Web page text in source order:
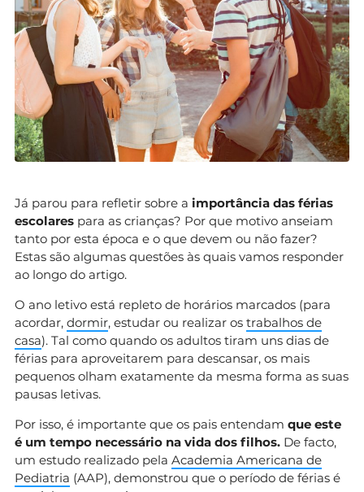
Já parou para refletir sobre a importância das férias
escolares para as crianças? Por que motivo anseiam
tanto por esta época e o que devem ou não fazer?
Estas são algumas questões às quais vamos responder
ao longo do artigo.
O ano letivo está repleto de horários marcados (para
acordar, dormir, estudar ou realizar os trabalhos de
casa). Tal como quando os adultos tiram uns dias de
férias para aproveitarem para descansar, os mais
pequenos olham exatamente da mesma forma as suas
pausas letivas.
Por isso, é importante que os pais entendam que este
é um tempo necessário na vida dos filhos. De facto,
um estudo realizado pela Academia Americana de
Pediatria (AAP), demonstrou que o período de férias é